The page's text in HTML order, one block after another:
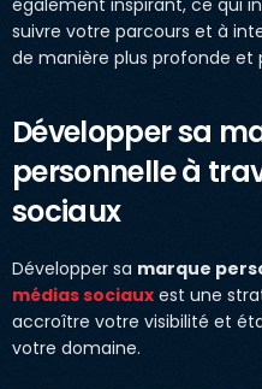
suivre votre parcours et à
de manière plus profonde et
Développer sa
personnelle à
sociaux
Développer sa marque
médias sociaux est une
accroître votre visibilité et
votre domaine.